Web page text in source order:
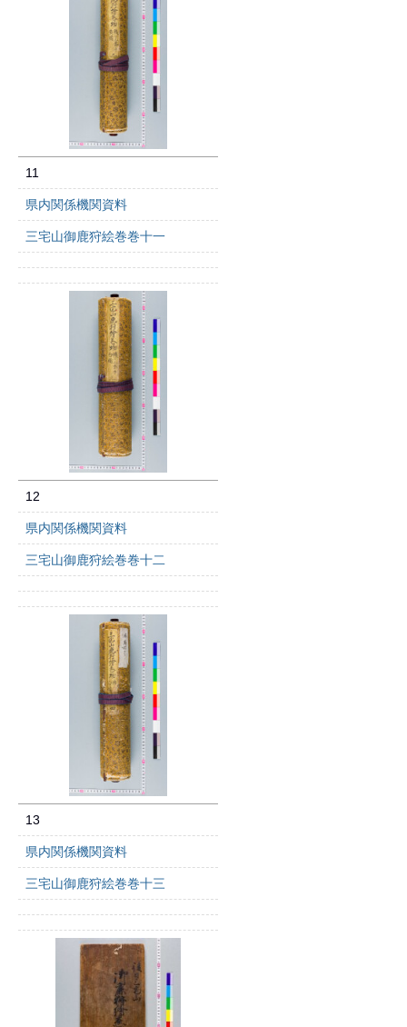
11
県内関係機関資料
三宅山御鹿狩絵巻巻十一
12
県内関係機関資料
三宅山御鹿狩絵巻巻十二
13
県内関係機関資料
三宅山御鹿狩絵巻巻十三